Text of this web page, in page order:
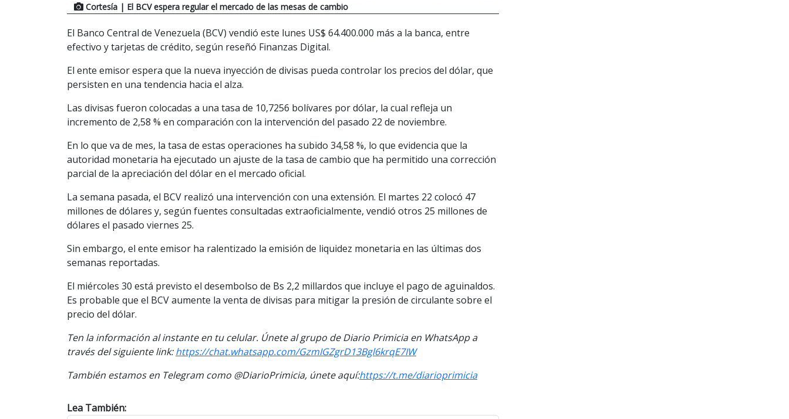
Cortesía | El BCV espera regular el mercado de las mesas de cambio
El Banco Central de Venezuela (BCV) vendió este lunes US$ 64.400.000 más a la banca, entre
efectivo y tarjetas de crédito, según reseñó Finanzas Digital.
El ente emisor espera que la nueva inyección de divisas pueda controlar los precios del dólar, que
persisten en una tendencia hacia el alza.
Las divisas fueron colocadas a una tasa de 10,7256 bolívares por dólar, la cual refleja un
incremento de 2,58 % en comparación con la intervención del pasado 22 de noviembre.
En lo que va de mes, la tasa de estas operaciones ha subido 34,58 %, lo que evidencia que la
autoridad monetaria ha ejecutado un ajuste de la tasa de cambio que ha permitido una corrección
parcial de la apreciación del dólar en el mercado oficial.
La semana pasada, el BCV realizó una intervención con una extensión. El martes 22 colocó 47
millones de dólares y, según fuentes consultadas extraoficialmente, vendió otros 25 millones de
dólares el pasado viernes 25.
Sin embargo, el ente emisor ha ralentizado la emisión de liquidez monetaria en las últimas dos
semanas reportadas.
El miércoles 30 está previsto el desembolso de Bs 2,2 millardos que incluye el pago de aguinaldos.
Es probable que el BCV aumente la venta de divisas para mitigar la presión de circulante sobre el
precio del dólar.
Ten la información al instante en tu celular. Únete al grupo de Diario Primicia en WhatsApp a
través del siguiente link: https://chat.whatsapp.com/GzmIGZgrD13Bgl6krqE7IW
También estamos en Telegram como @DiarioPrimicia, únete aquí:https://t.me/diarioprimicia
Lea También: